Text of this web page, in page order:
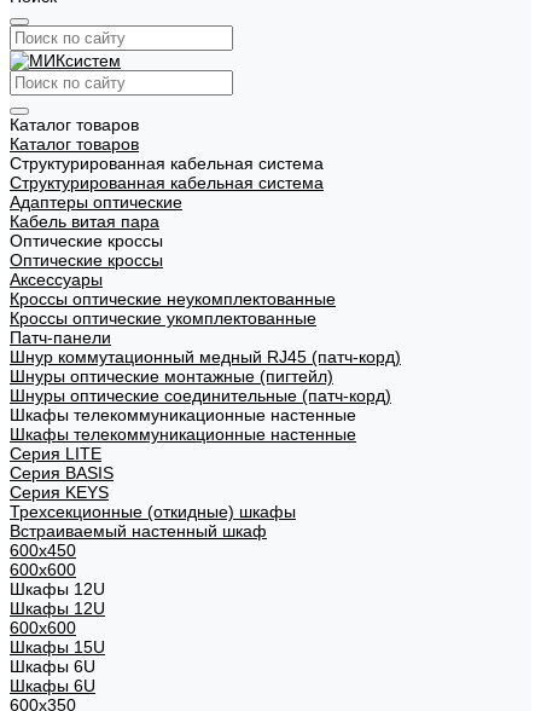
Каталог товаров
Каталог товаров
Структурированная кабельная система
Структурированная кабельная система
Адаптеры оптические
Кабель витая пара
Оптические кроссы
Оптические кроссы
Аксессуары
Кроссы оптические неукомплектованные
Кроссы оптические укомплектованные
Патч-панели
Шнур коммутационный медный RJ45 (патч-корд)
Шнуры оптические монтажные (пигтейл)
Шнуры оптические соединительные (патч-корд)
Шкафы телекоммуникационные настенные
Шкафы телекоммуникационные настенные
Cерия LITE
Cерия BASIS
Cерия KEYS
Трехсекционные (откидные) шкафы
Встраиваемый настенный шкаф
600x450
600x600
Шкафы 12U
Шкафы 12U
600x600
Шкафы 15U
Шкафы 6U
Шкафы 6U
600x350